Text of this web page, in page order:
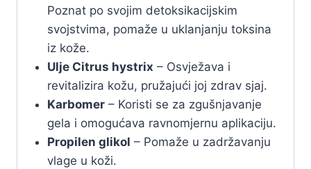
Poznat po svojim detoksikacijskim
svojstvima, pomaže u uklanjanju toksina
iz kože.
Ulje Citrus hystrix – Osvježava i
revitalizira kožu, pružajući joj zdrav sjaj.
Karbomer– Koristi se za zgušnjavanje
gela i omogućava ravnomjernu aplikaciju.
Propilen glikol – Pomaže u zadržavanju
vlage u koži.